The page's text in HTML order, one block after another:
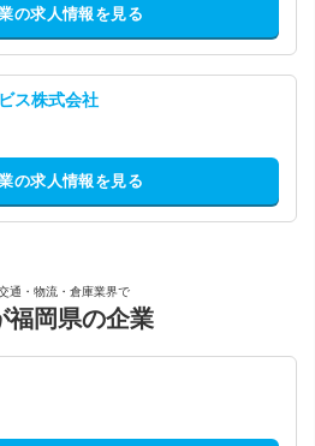
の求人情報を見る
ス株式会社
の求人情報を見る
通・物流・倉庫業界で
福岡県の企業